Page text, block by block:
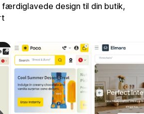
færdiglavede design til din butik,